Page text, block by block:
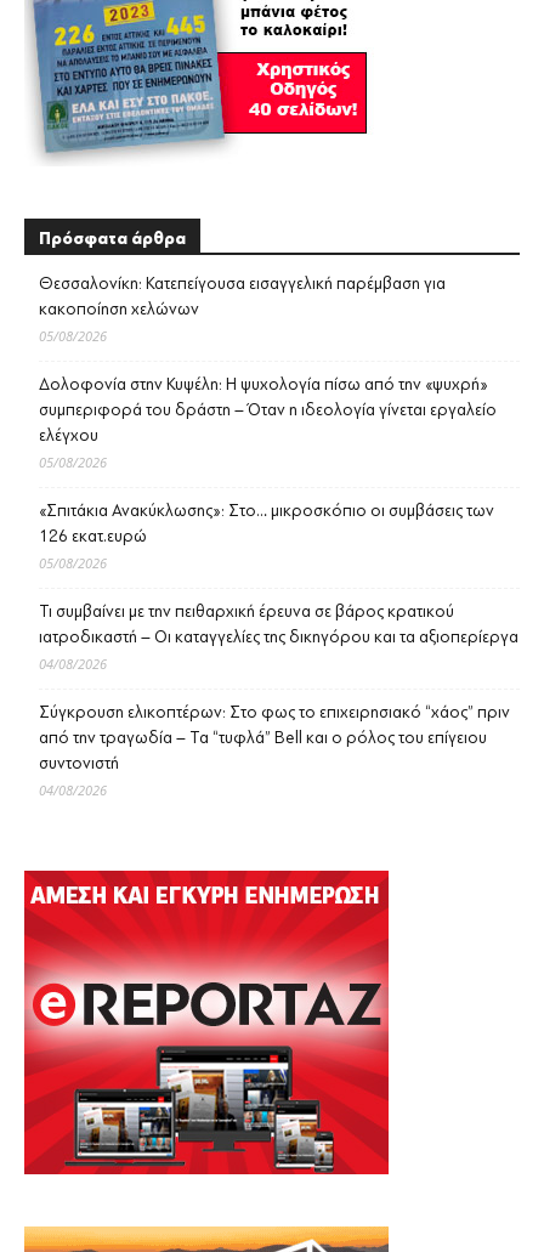
Πρόσφατα άρθρα
Θεσσαλονίκη: Κατεπείγουσα εισαγγελική παρέμβαση για
κακοποίηση χελώνων
05/08/2026
Δολοφονία στην Κυψέλη: Η ψυχολογία πίσω από την «ψυχρή»
συμπεριφορά του δράστη – Όταν η ιδεολογία γίνεται εργαλείο
ελέγχου
05/08/2026
«Σπιτάκια Ανακύκλωσης»: Στο… μικροσκόπιο οι συμβάσεις των
126 εκατ.ευρώ
05/08/2026
Τι συμβαίνει με την πειθαρχική έρευνα σε βάρος κρατικού
ιατροδικαστή – Οι καταγγελίες της δικηγόρου και τα αξιοπερίεργα
04/08/2026
Σύγκρουση ελικοπτέρων: Στο φως το επιχειρησιακό “χάος” πριν
από την τραγωδία – Τα “τυφλά” Bell και ο ρόλος του επίγειου
συντονιστή
04/08/2026